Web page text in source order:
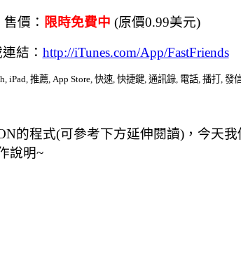
售價： 限時免費中 (原價0.99美元)
結： http://iTunes.com/App/FastFriends
iPad, 推薦, App Store, 快速, 快捷鍵, 通訊錄, 電話, 播打, 發
的程式(可參考下方延伸閱讀)，今天我
說明~